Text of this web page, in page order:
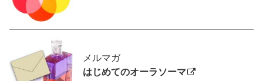
メルマガ
はじめてのオーラソーマ